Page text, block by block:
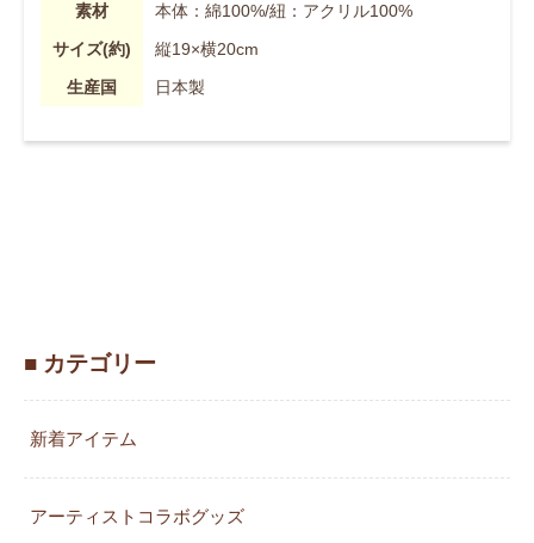
素材
本体：綿100%/紐：アクリル100%
サイズ(約)
縦19×横20cm
生産国
日本製
■ カテゴリー
新着アイテム
アーティストコラボグッズ